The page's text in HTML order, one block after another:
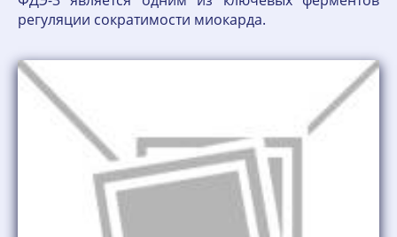
регуляции сократимости миокарда.